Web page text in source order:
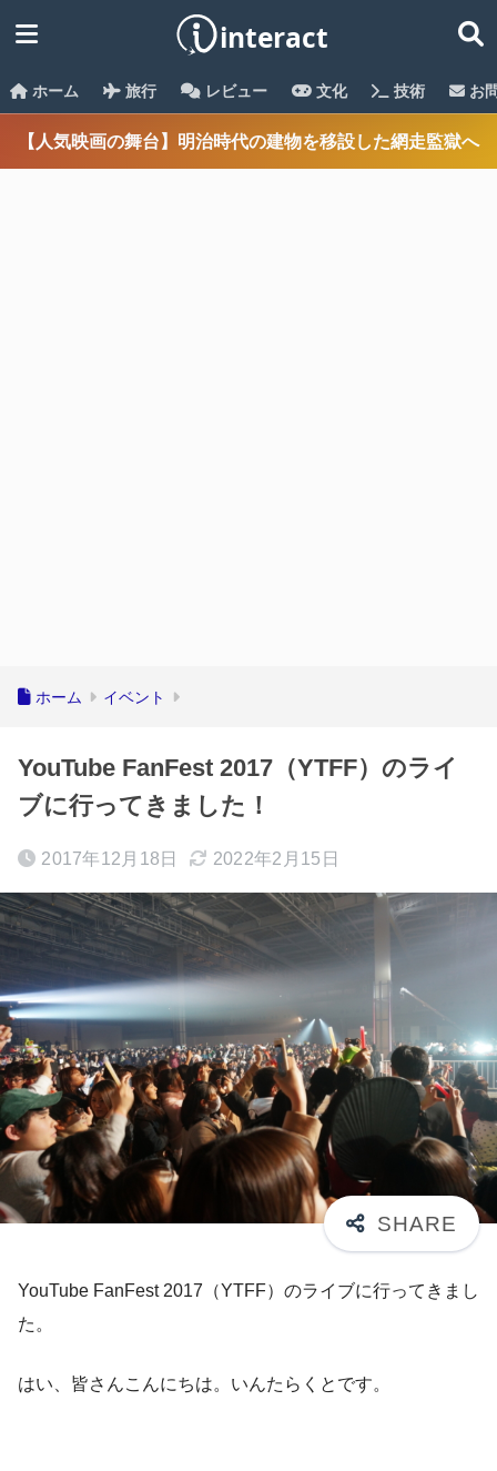
ホーム 旅行 レビュー 文化 技術 お
【人気映画の舞台】明治時代の建物を移設した網走監獄へ
ホーム イベント
YouTube FanFest 2017（YTFF）のライ
ブに行ってきました！
2017年12月18日 2022年2月15日
YouTube FanFest 2017（YTFF）のライブに行ってきまし
た。
はい、皆さんこんにちは。いんたらくとです。